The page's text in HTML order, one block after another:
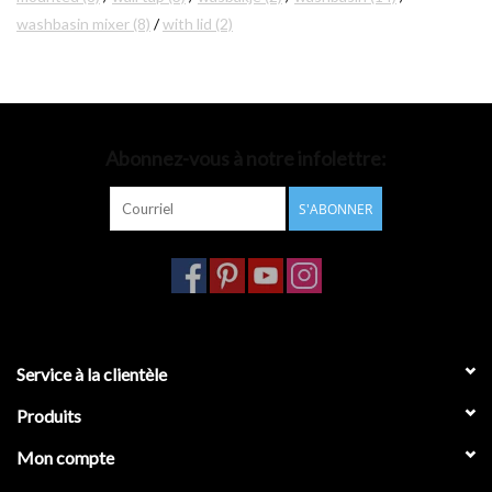
Baignoires
washbasin mixer (8) /with lid (2)
S'ABONNER
Service à la clientèle
Produits
Mon compte